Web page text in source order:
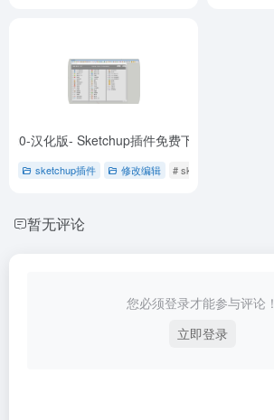
汉化版- Sketchup插件免费下载
sketchup插件 修改编辑 # sketchup插件
暂无评论
您必须登录才能参与评论！
立即登录